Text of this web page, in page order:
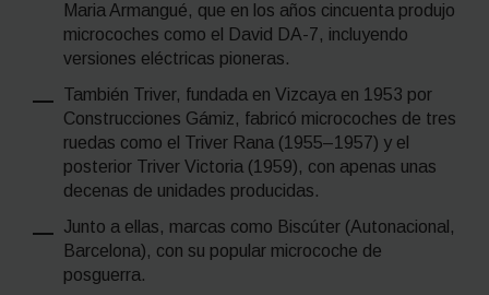
Maria Armangué, que en los años cincuenta produjo
microcoches como el David DA-7, incluyendo
versiones eléctricas pioneras.
También Triver, fundada en Vizcaya en 1953 por
Construcciones Gámiz, fabricó microcoches de tres
ruedas como el Triver Rana (1955–1957) y el
posterior Triver Victoria (1959), con apenas unas
decenas de unidades producidas.
Junto a ellas, marcas como Biscúter (Autonacional,
Barcelona), con su popular microcoche de
posguerra.